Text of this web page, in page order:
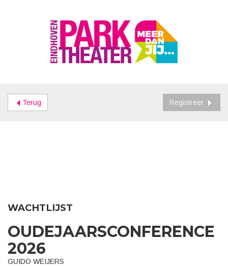
Terug Registreer
WACHTLIJST
OUDEJAARSCONFERENCE
2026
GUIDO WEIJERS